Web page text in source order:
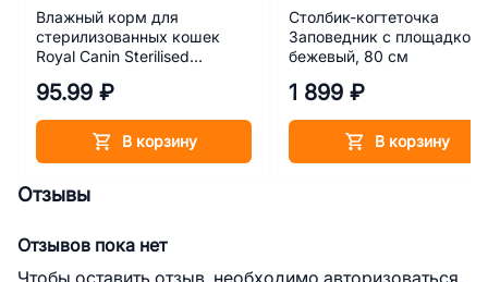
Влажный корм для
стерилизованных кошек
Royal Canin Sterilised
95.99 ₽
В корзину
Столбик-когтеточка
Заповедник с площадкой,
бежевый, 80 см
1 899 ₽
В корзину
Отзывы
Отзывов пока нет
Чтобы оставить отзыв, необходимо авторизоваться.